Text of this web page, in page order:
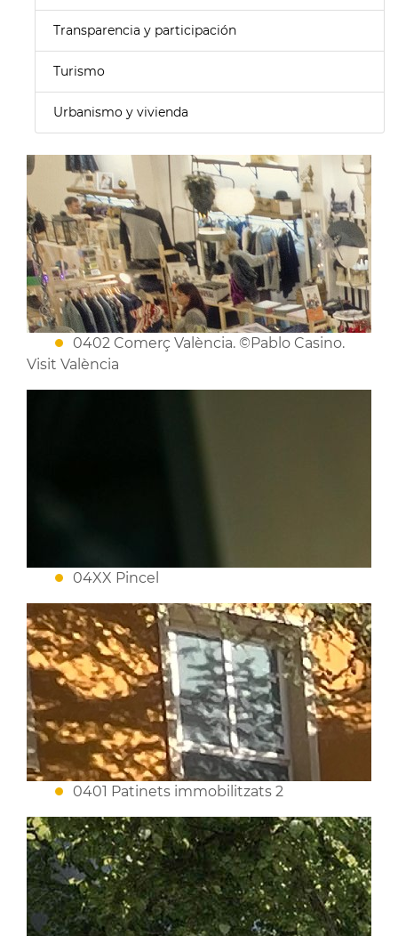
Transparencia y participación
Turismo
Urbanismo y vivienda
0402 Comerç València. ©Pablo Casino.
Visit València
04XX Pincel
0401 Patinets immobilitzats 2